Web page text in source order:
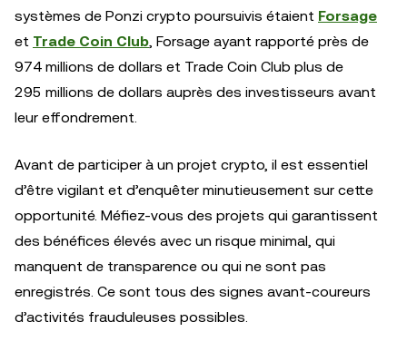
systèmes de Ponzi crypto poursuivis étaient Forsage
et Trade Coin Club, Forsage ayant rapporté près de
974 millions de dollars et Trade Coin Club plus de
295 millions de dollars auprès des investisseurs avant
leur effondrement.
Avant de participer à un projet crypto, il est essentiel
d’être vigilant et d’enquêter minutieusement sur cette
opportunité. Méfiez-vous des projets qui garantissent
des bénéfices élevés avec un risque minimal, qui
manquent de transparence ou qui ne sont pas
enregistrés. Ce sont tous des signes avant-coureurs
d’activités frauduleuses possibles.